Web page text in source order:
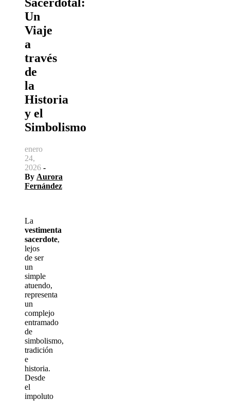
Un
Viaje
a
través
de
la
Historia
y el
Simbolismo
enero
24,
2026 -
By Aurora
Fernández
La
vestimenta
sacerdote,
lejos
de ser
un
simple
atuendo,
representa
un
complejo
entramado
de
simbolismo,
tradición
e
historia.
Desde
el
impoluto